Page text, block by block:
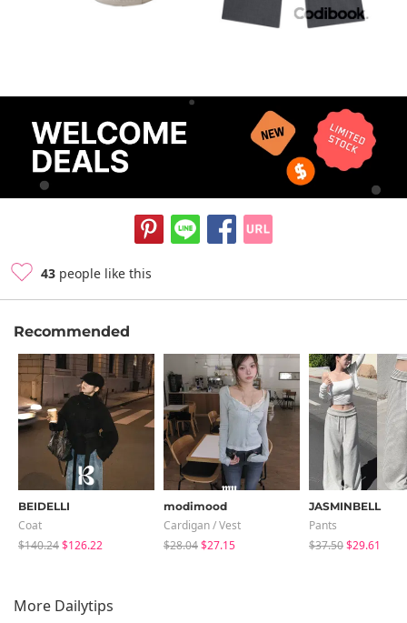
43 people like this
Recommended
BEIDELLI
Coat
$140.24$126.22
modimood
Cardigan / Vest
$28.04$27.15
JASMINBELL
Pants
$37.50$29.61
More Dailytips